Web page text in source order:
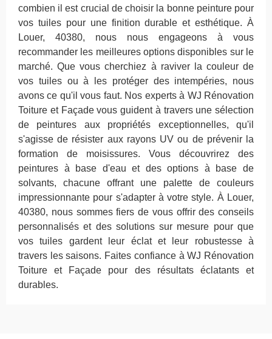
combien il est crucial de choisir la bonne peinture pour
vos tuiles pour une finition durable et esthétique. À
Louer, 40380, nous nous engageons à vous
recommander les meilleures options disponibles sur le
marché. Que vous cherchiez à raviver la couleur de
vos tuiles ou à les protéger des intempéries, nous
avons ce qu'il vous faut. Nos experts à WJ Rénovation
Toiture et Façade vous guident à travers une sélection
de peintures aux propriétés exceptionnelles, qu'il
s'agisse de résister aux rayons UV ou de prévenir la
formation de moisissures. Vous découvrirez des
peintures à base d'eau et des options à base de
solvants, chacune offrant une palette de couleurs
impressionnante pour s'adapter à votre style. À Louer,
40380, nous sommes fiers de vous offrir des conseils
personnalisés et des solutions sur mesure pour que
vos tuiles gardent leur éclat et leur robustesse à
travers les saisons. Faites confiance à WJ Rénovation
Toiture et Façade pour des résultats éclatants et
durables.